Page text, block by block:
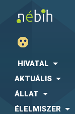
HIVATAL
AKTUÁLIS
ÁLLAT
ÉLELMISZER